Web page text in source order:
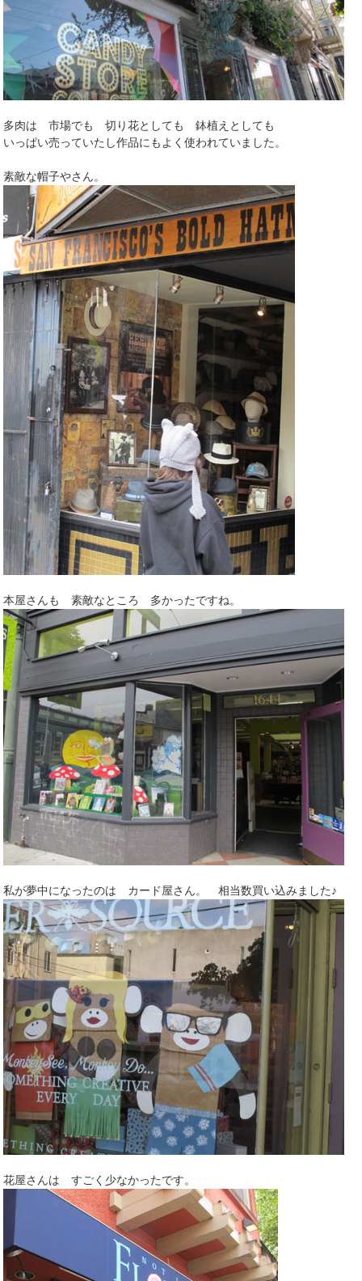
多肉は 市場でも 切り花としても 鉢植えとしても
いっぱい売っていたし作品にもよく使われていました。
素敵な帽子やさん。
本屋さんも 素敵なところ 多かったですね。
私が夢中になったのは カード屋さん。 相当数買い込みました♪
花屋さんは すごく少なかったです。